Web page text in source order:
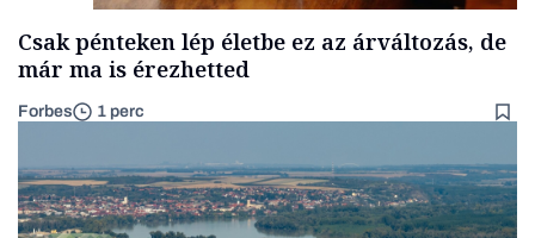
Csak pénteken lép életbe ez az árváltozás, de
már ma is érezhetted
Forbes 1 perc